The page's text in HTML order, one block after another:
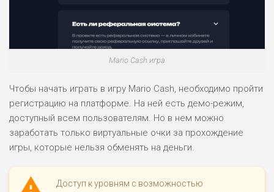
Mario Cash игра
Чтобы начать играть в игру Mario Cash, необходимо пройти
регистрацию на платформе. На ней есть демо-режим,
доступный всем пользователям. Но в нем можно
заработать только виртуальные очки за прохождение
игры, которые нельзя обменять на деньги.
Доступ к уровням с возможностью